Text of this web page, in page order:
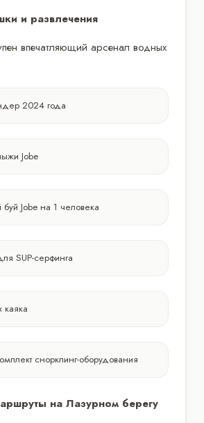
и развлечения
впечатляющий арсенал водных
2024 года
Jobe
Jobe на 1 человека
SUP-серфинга
каяка
снорклинг-оборудования
на Лазурном берегу